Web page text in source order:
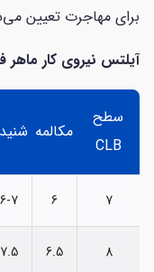
برای مهاجرت تعیین
آیلتس نیروی کار ماهر
سطح
CLB
مکالمه
7
6
6-7
8
6.5
7.5